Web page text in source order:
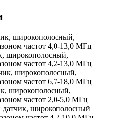
широкополосный,
частот 4,0-13,0 МГц
широкополосный,
частот 4,2-13,0 МГц
широкополосный,
частот 6,7-18,0 МГц
широкополосный,
частот 2,0-5,0 МГц
широкополосный